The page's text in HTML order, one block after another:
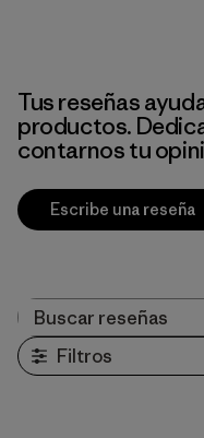
Tus reseñas
productos.
contarnos tu
Escribe una reseña
Filtros